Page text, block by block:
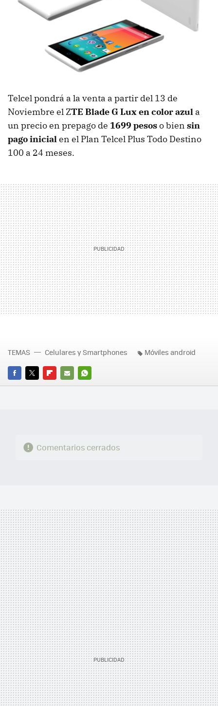
Telcel pondrá a la venta a partir del 13 de
Noviembre el ZTE Blade G Lux en color azul a
un precio en prepago de 1699 pesoso bien sin
pago inicialen el Plan Telcel Plus Todo Destino
100 a 24 meses.
FACEBOOK
TWITTERFLIPBOARD
E-
WHATSAPP
TEMAS Celulares y Smartphones Móviles android
Comentarios cerrados